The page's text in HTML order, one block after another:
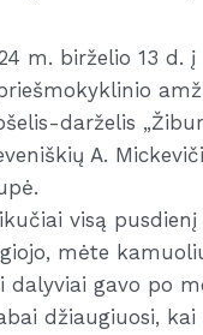
m. birželio 13 d.
darželis
A.
visą
mėte
dalyviai gavo po
džiaugiuosi,